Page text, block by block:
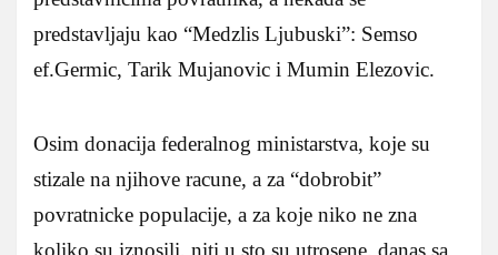
predstavljaju kao “Medzlis Ljubuski”: Semso
ef.Germic, Tarik Mujanovic i Mumin Elezovic.
Osim donacija federalnog ministarstva, koje su
stizale na njihove racune, a za “dobrobit”
povratnicke populacije, a za koje niko ne zna
koliko su iznosili, niti u sto su utrosene, danas sa